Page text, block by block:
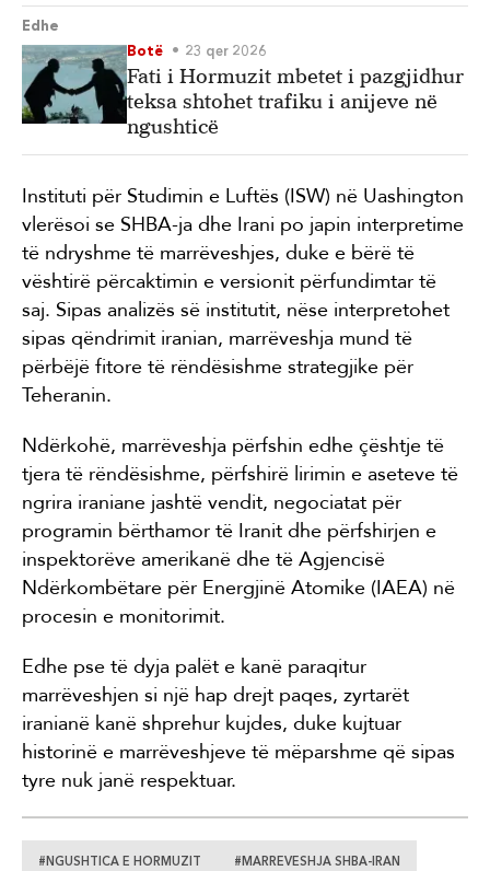
Edhe
Botë
23 qer 2026
Fati i Hormuzit mbetet i pazgjidhur
teksa shtohet trafiku i anijeve në
ngushticë
Instituti për Studimin e Luftës (ISW) në Uashington
vlerësoi se SHBA-ja dhe Irani po japin interpretime
të ndryshme të marrëveshjes, duke e bërë të
vështirë përcaktimin e versionit përfundimtar të
saj. Sipas analizës së institutit, nëse interpretohet
sipas qëndrimit iranian, marrëveshja mund të
përbëjë fitore të rëndësishme strategjike për
Teheranin.
Ndërkohë, marrëveshja përfshin edhe çështje të
tjera të rëndësishme, përfshirë lirimin e aseteve të
ngrira iraniane jashtë vendit, negociatat për
programin bërthamor të Iranit dhe përfshirjen e
inspektorëve amerikanë dhe të Agjencisë
Ndërkombëtare për Energjinë Atomike (IAEA) në
procesin e monitorimit.
Edhe pse të dyja palët e kanë paraqitur
marrëveshjen si një hap drejt paqes, zyrtarët
iranianë kanë shprehur kujdes, duke kujtuar
historinë e marrëveshjeve të mëparshme që sipas
tyre nuk janë respektuar.
#NGUSHTICA E HORMUZIT #MARREVESHJA SHBA-IRAN